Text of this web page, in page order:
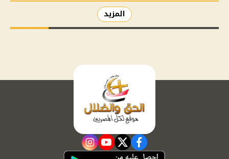
المزيد
facebook
twitter
youtube
instagram